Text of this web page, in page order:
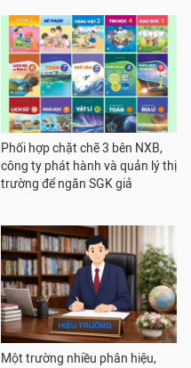
Phối hợp chặt chẽ 3 bên NXB,
công ty phát hành và quản lý thị
trường để ngăn SGK giả
Một trường nhiều phân hiệu,